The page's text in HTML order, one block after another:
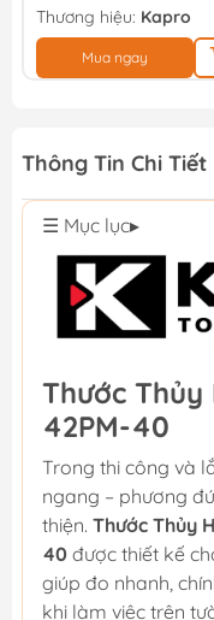
Thương hiệu: Kapro
Mua ngay
Thông Tin Chi Tiết
☰ Mục lục▸
Thước Thủy
42PM-40
Trong thi công và
ngang – phương
thiện. Thước Thủy
40 được thiết kế
giúp đo nhanh,
khi làm việc trên